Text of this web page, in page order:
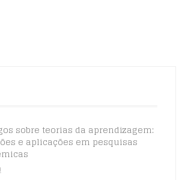
sobre teorias da aprendizagem:
e aplicações em pesquisas